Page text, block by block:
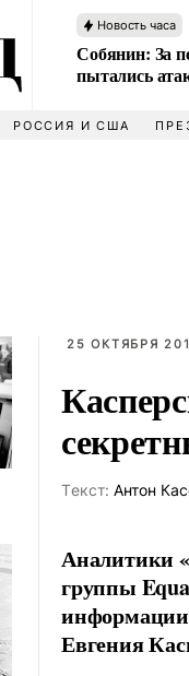
Новость часа
Собянин: За
пытались
РОССИЯ И США
25 ОКТЯБРЯ
Tекст: Антон
Аналитики
группы
Евгения